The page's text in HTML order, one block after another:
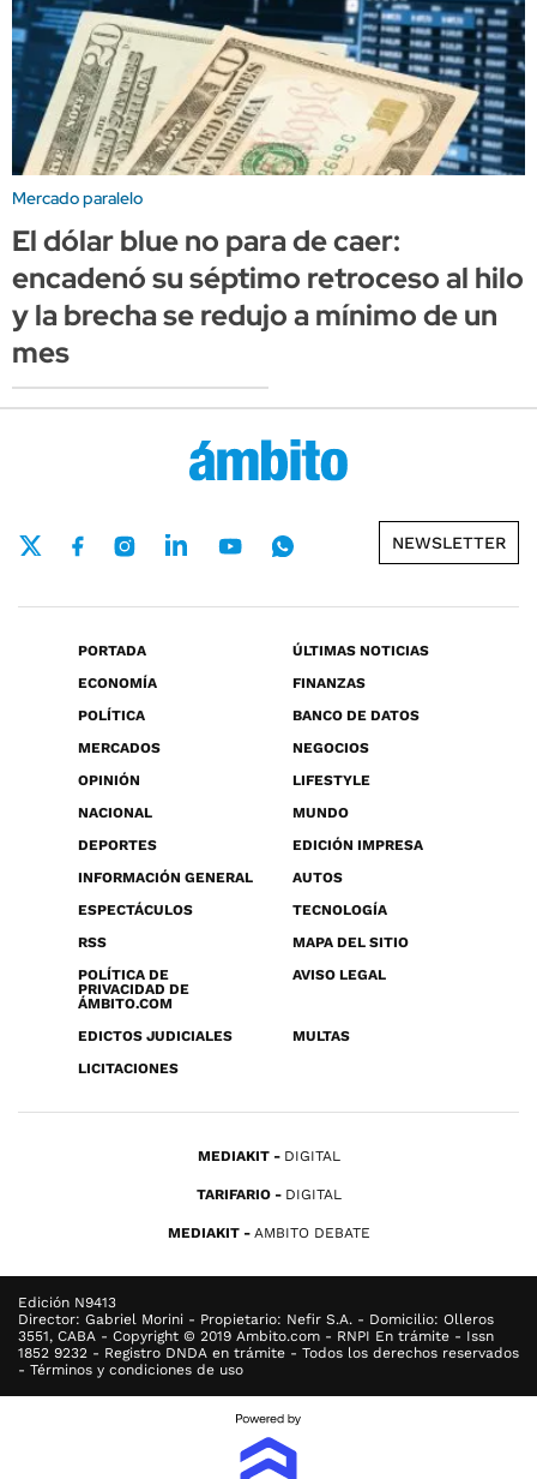
Mercado paralelo
El dólar blue no para de caer:
encadenó su séptimo retroceso al hilo
y la brecha se redujo a mínimo de un
mes
NEWSLETTER
PORTADA
ÚLTIMAS NOTICIAS
ECONOMÍA
FINANZAS
POLÍTICA
BANCO DE DATOS
MERCADOS
NEGOCIOS
OPINIÓN
LIFESTYLE
NACIONAL
MUNDO
DEPORTES
EDICIÓN IMPRESA
INFORMACIÓN GENERAL
AUTOS
ESPECTÁCULOS
TECNOLOGÍA
RSS
MAPA DEL SITIO
POLÍTICA DE
PRIVACIDAD DE
ÁMBITO.COM
AVISO LEGAL
EDICTOS JUDICIALES
MULTAS
LICITACIONES
MEDIAKIT DIGITAL
TARIFARIO DIGITAL
MEDIAKIT AMBITO DEBATE
Edición N9413
Director: Gabriel Morini - Propietario: Nefir S.A. - Domicilio: Olleros
3551, CABA - Copyright © 2019 Ambito.com - RNPI En trámite - Issn
1852 9232 - Registro DNDA en trámite - Todos los derechos reservados
- Términos y condiciones de uso